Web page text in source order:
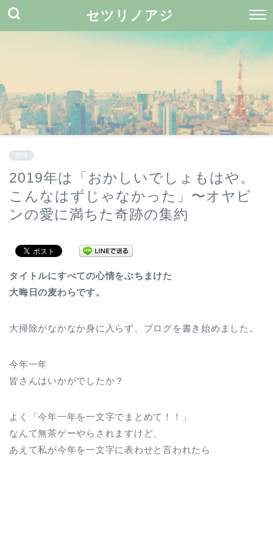
セツリノアジ
2019年は「おかしいでしょもはや。
こんなはずじゃなかった」〜オヤビ
ンの愛に満ちた奇跡の集約
タイトルにすべての心情をぶちまけた
大晦日の麦わらです。
大掃除がなかなか身に入らず、ブログを書き始めました。
今年一年
皆さんはいかがでしたか？
よく「今年一年を一文字でまとめて！！」
なんて無茶ゲーやらされますけど、
あえて私が今年を一文字に表わせと言われたら